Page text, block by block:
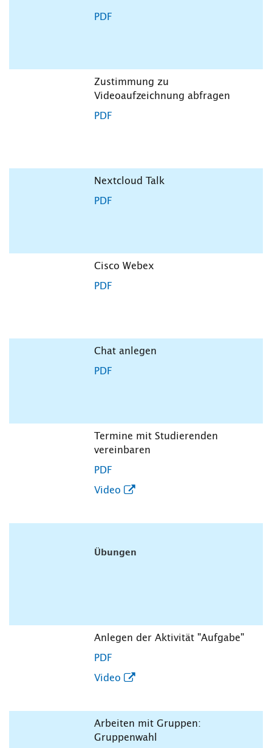
PDF
Zustimmung zu
Videoaufzeichnung abfragen
PDF
Nextcloud Talk
PDF
Cisco Webex
PDF
Chat anlegen
PDF
Termine mit Studierenden
vereinbaren
PDF
Video
Übungen
Anlegen der Aktivität "Aufgabe"
PDF
Video
Arbeiten mit Gruppen:
Gruppenwahl